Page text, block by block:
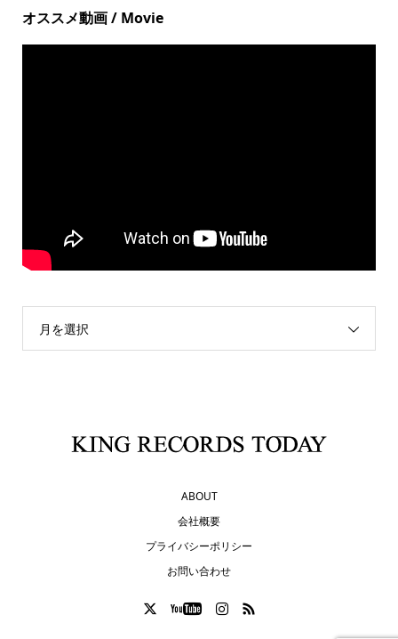
オススメ動画 / Movie
月を選択
ABOUT
会社概要
プライバシーポリシー
お問い合わせ